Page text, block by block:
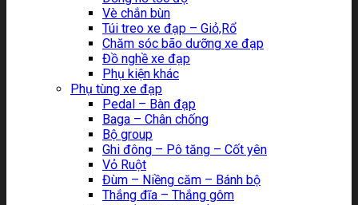
Vè chắn bùn
Túi treo xe đạp – Giỏ,Rổ
Chăm sóc bão dưỡng xe đạp
Đồ nghề xe đạp
Phụ kiện khác
Phụ tùng xe đạp
Pedal – Bàn đạp
Baga – Chân chống
Bộ group
Ghi đông – Pô tăng – Cốt yên
Vỏ Ruột
Đùm – Niềng căm – Bánh bộ
Thắng đĩa – Thắng gôm